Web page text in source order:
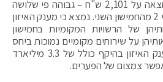
ובחמישון העליון עמדה ההוצאה על 2,101 ש"ח – גבוהה פי שלושה
מזו של החמישון התחתון ופי 2 מהחמישון השני. נמצא כי מענק האיזון
של הרשויות המקומיות בחמישון
על שירותים מקומיים נמוכות ביחס
לרשויות אחרות. לפיכך מענק האיזון בהיקף כולל של 3.3 מיליארד